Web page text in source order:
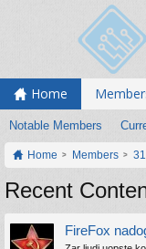
Home
Notable Members
Home Members
Recent
FireFox